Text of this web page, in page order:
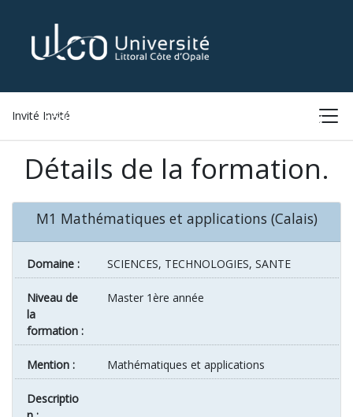
Invité Invité
ACCUEIL CONNEXION
Détails de la formation.
M1 Mathématiques et applications (Calais)
Domaine : SCIENCES, TECHNOLOGIES, SANTE
Niveau de
la
formation :
Master 1ère année
Mention : Mathématiques et applications
Descriptio